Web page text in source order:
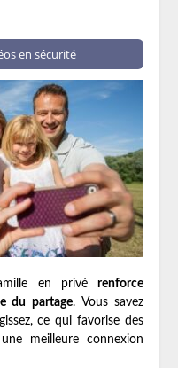
en sécurité
en privérenforce
du partage. Vous savez
ce qui favorise des
meilleure connexion